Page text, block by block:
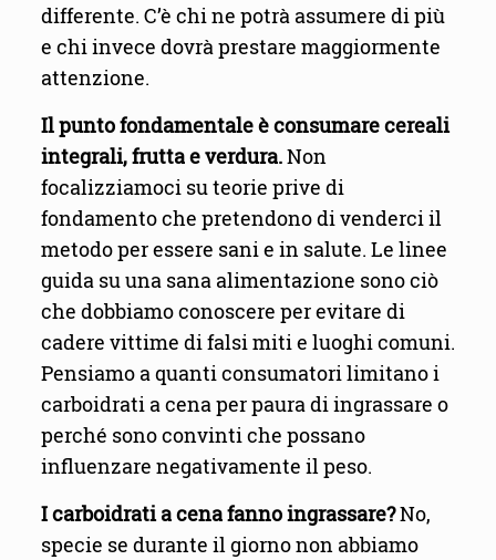
differente. C’è chi ne potrà assumere di più
e chi invece dovrà prestare maggiormente
attenzione.
Il punto fondamentale è consumare cereali
integrali, frutta e verdura.Non
focalizziamoci su teorie prive di
fondamento che pretendono di venderci il
metodo per essere sani e in salute. Le linee
guida su una sana alimentazione sono ciò
che dobbiamo conoscere per evitare di
cadere vittime di falsi miti e luoghi comuni.
Pensiamo a quanti consumatori limitano i
carboidrati a cena per paura di ingrassare o
perché sono convinti che possano
influenzare negativamente il peso.
I carboidrati a cena fanno ingrassare?No,
specie se durante il giorno non abbiamo